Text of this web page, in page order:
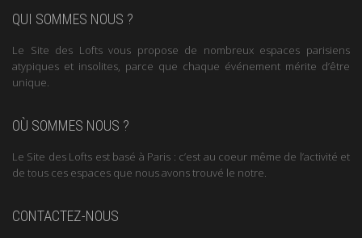
QUI SOMMES NOUS ?
Le Site des Lofts vous propose de nombreux espaces parisiens
atypiques et insolites, parce que chaque événement mérite d’être
unique.
OÙ SOMMES NOUS ?
Le Site des Lofts est basé à Paris : c’est au coeur même de l’activité et
de tous ces espaces que nous avons trouvé le notre.
CONTACTEZ-NOUS